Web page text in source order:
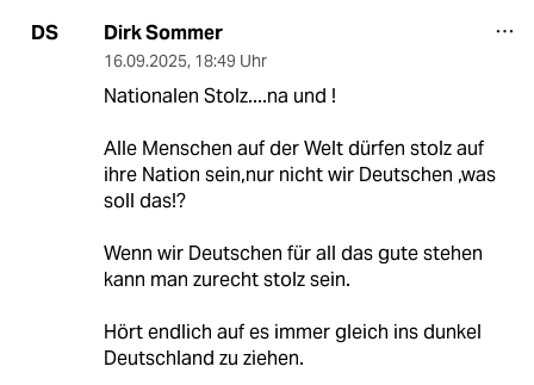
DS Dirk Sommer
16.09.2025, 18:49 Uhr
Nationalen Stolz....na und !
Alle Menschen auf der Welt dürfen stolz auf
ihre Nation sein,nur nicht wir Deutschen ,was
soll das!?
Wenn wir Deutschen für all das gute stehen
kann man zurecht stolz sein.
Hört endlich auf es immer gleich ins dunkel
Deutschland zu ziehen.